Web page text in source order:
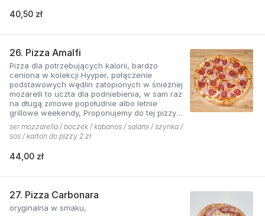
40,50 zł
26. Pizza Amalfi
Pizza dla potrzebujących kalorii, bardzo
ceniona w kolekcji Hyyper, połączenie
podstawowych wędlin zatopionych w śnieżnej
mozarelli to uczta dla podniebienia, w sam raz
na długą zimowe popołudnie albo letnie
grillowe weekendy, Proponujemy do tej pizzy
sos pomidorowy pikantny z dodatkiem cebuli.
ser mozzarella / boczek / kabanos / salami / szynka /
sos / karton do pizzy 2 zł
44,00 zł
27. Pizza Carbonara
oryginalna w smaku,